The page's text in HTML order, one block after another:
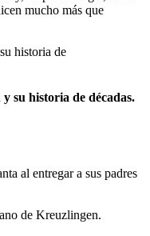
mucho más que
su historia de décadas.
al entregar a sus padres